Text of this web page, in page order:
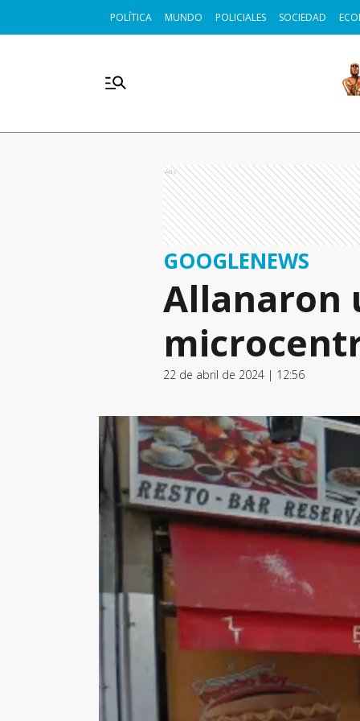
POLÍTICA MUNDO POLICIALES SOCIEDAD
Ads
GOOGLENEWS
Allanaron
22 de abril de 2024 | 12:56